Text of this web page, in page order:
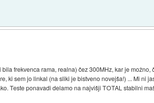
frekvenca rama, realna) čez 300MHz, kar je
ki sem jo linkal (na sliki je bistveno novejša!) ... Mi ni
Teste ponavadi delamo na najvišji TOTAL stabilni